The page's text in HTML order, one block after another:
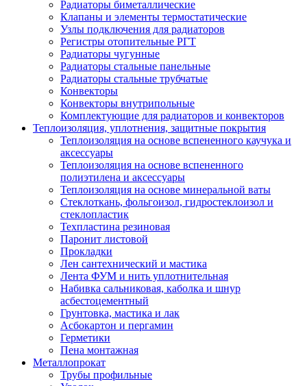
Радиаторы биметаллические
Клапаны и элементы термостатические
Узлы подключения для радиаторов
Регистры отопительные РГТ
Радиаторы чугунные
Радиаторы стальные панельные
Радиаторы стальные трубчатые
Конвекторы
Конвекторы внутрипольные
Комплектующие для радиаторов и конвекторов
Теплоизоляция, уплотнения, защитные покрытия
Теплоизоляция на основе вспененного каучука и
аксессуары
Теплоизоляция на основе вспененного
полиэтилена и аксессуары
Теплоизоляция на основе минеральной ваты
Стеклоткань, фольгоизол, гидростеклоизол и
стеклопластик
Техпластина резиновая
Паронит листовой
Прокладки
Лен сантехнический и мастика
Лента ФУМ и нить уплотнительная
Набивка сальниковая, каболка и шнур
асбестоцементный
Грунтовка, мастика и лак
Асбокартон и пергамин
Герметики
Пена монтажная
Металлопрокат
Трубы профильные